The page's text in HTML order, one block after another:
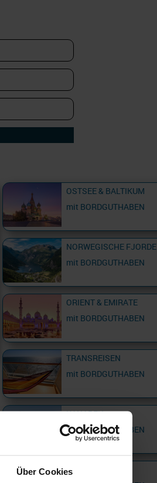
Über Cookies
OSTSEE & BALTIKUM
mit BORDGUTHABEN
NORWEGISCHE FJORDE
mit BORDGUTHABEN
ORIENT & EMIRATE
mit BORDGUTHABEN
TRANSREISEN
mit BORDGUTHABEN
KANAREN
mit BORDGUTHABEN
USA OSTKÜSTE